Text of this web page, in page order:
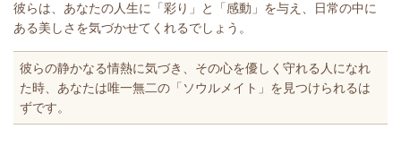
彼らは、あなたの人生に「彩り」と「感動」を与え、日常の中に
ある美しさを気づかせてくれるでしょう。
彼らの静かなる情熱に気づき、その心を優しく守れる人になれ
た時、あなたは唯一無二の「ソウルメイト」を見つけられるは
ずです。